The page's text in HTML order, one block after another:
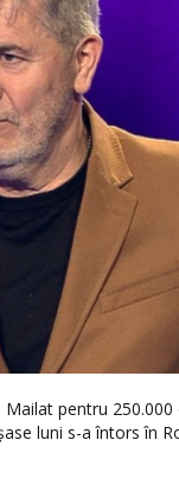
pentru
luni s-a întors în